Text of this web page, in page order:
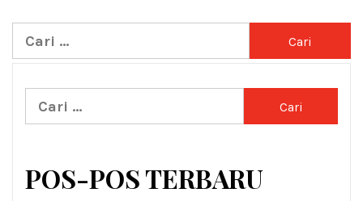
Cari
untuk:
Cari
untuk:
POS-POS TERBARU